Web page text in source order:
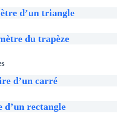
d’un triangle
du trapèze
d’un carré
d’un rectangle